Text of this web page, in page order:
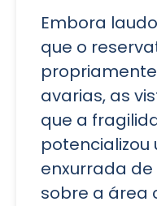
Embora
que o
avarias, as
que a
enxurrada
sobre a área